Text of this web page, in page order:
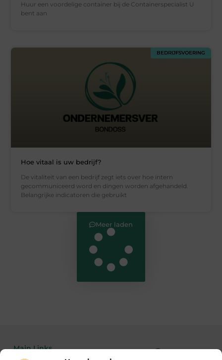
Huur een voordelige container bij de Containerspecialist U
bent aan
BEDRIJFSVOERING
Hoe vitaal is uw bedrijf?
De vitaliteit van een bedrijf zegt iets over hoe intern
gecommuniceerd word en dingen worden afgehandeld.
Belangrijke indicatoren die gebruikt
Meer laden
Main Links